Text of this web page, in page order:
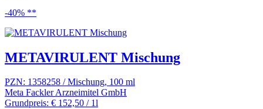
-40% **
METAVIRULENT Mischung
PZN: 1358258 / Mischung, 100 ml
Meta Fackler Arzneimitel GmbH
Grundpreis: € 152,50 / 1l